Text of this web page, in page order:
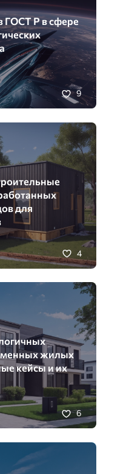
ГОСТ Р в сфере
9
для
4
жилых
кейсы и их
6